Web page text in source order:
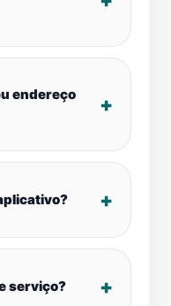
endereço
serviço?